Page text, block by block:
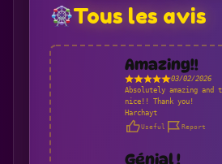
Tous les avis
Amazing!!
03/02/2026
Absolutely amazing
nice!! Thank you!
Harchayt
Useful Report
Génial !